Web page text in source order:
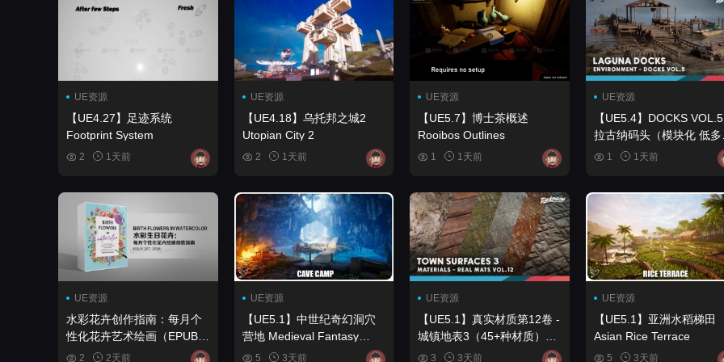
UE资源
【UE4.27】足迹系统
Footprint System
2 1天前
UE资源
【UE4.18】乌托邦之城2
Utopian City 2
2 1天前
UE资源
【UE5.7】博士茶概述
Rooibos Outlines
1 1天前
UE资源
【UE5.4】DOCKS
拉古纳码头（模块化 低多
形） DOCKS VOL.5 -
1 1天前
UE资源
水彩花卉创作指南：每月个
性化花卉艺术绘画（EPUB原
版）书籍 Birth Flowers in
2 2天前
UE资源
【UE5.1】中世纪奇幻洞穴
营地 Medieval Fantasy
Cave Camp
5 3天前
UE资源
【UE5.1】真实材质第12卷 -
城镇地表3（45+种材质）
Realistic Materials VOL.12 -
3 3天前
UE资源
【UE5.1】亚洲水稻梯田
Asian Rice Terrace
5 3天前